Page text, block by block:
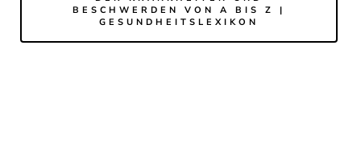
BESCHWERDEN VON A BIS Z |
GESUNDHEITSLEXIKON